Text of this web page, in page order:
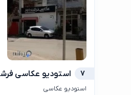
7 استودیو عکاسی
استودیو عکاسی